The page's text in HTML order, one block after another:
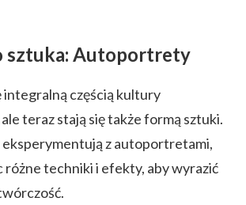
sztuka: Autoportrety
integralną częścią kultury
teraz stają się także formą sztuki.
z autoportretami,
techniki i efekty, aby wyrazić